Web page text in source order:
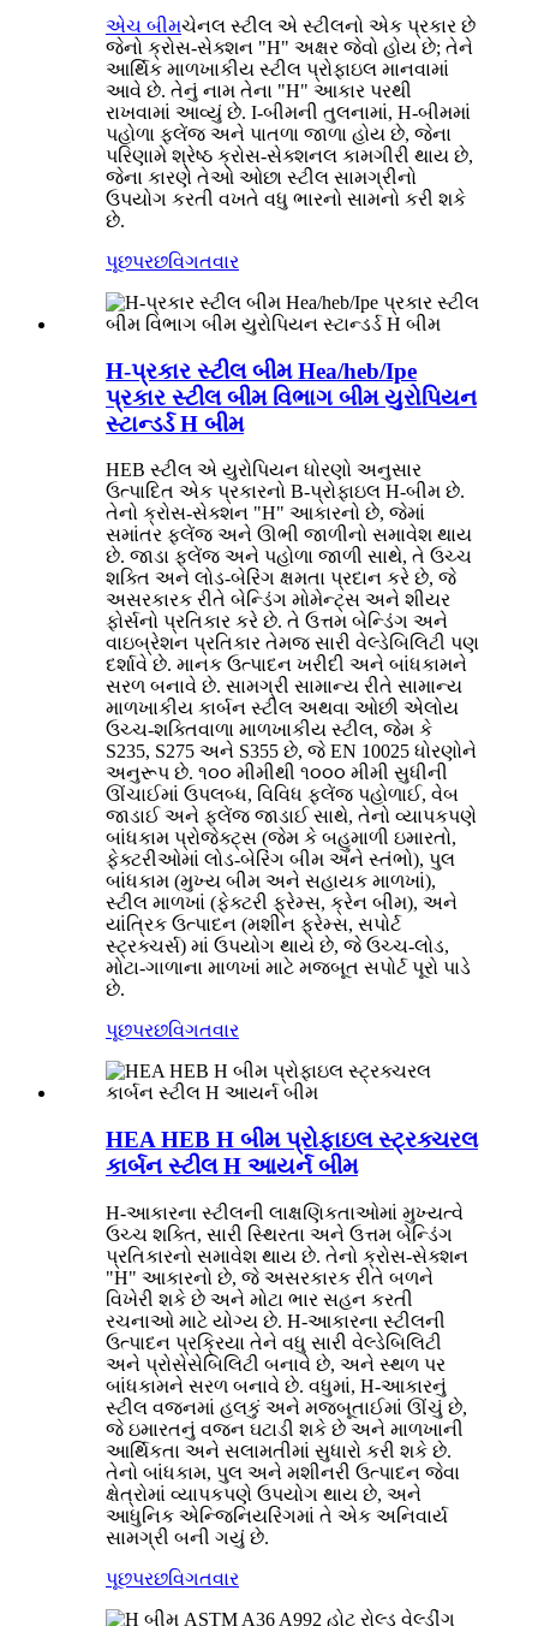
એચ બીમચેનલ સ્ટીલ એ સ્ટીલનો એક પ્રકાર છે
જેનો ક્રોસ-સેક્શન "H" અક્ષર જેવો હોય છે; તેને
આર્થિક માળખાકીય સ્ટીલ પ્રોફાઇલ માનવામાં
આવે છે. તેનું નામ તેના "H" આકાર પરથી
રાખવામાં આવ્યું છે. I-બીમની તુલનામાં, H-બીમમાં
પહોળા ફ્લેંજ અને પાતળા જાળા હોય છે, જેના
પરિણામે શ્રેષ્ઠ ક્રોસ-સેક્શનલ કામગીરી થાય છે,
જેના કારણે તેઓ ઓછા સ્ટીલ સામગ્રીનો
ઉપયોગ કરતી વખતે વધુ ભારનો સામનો કરી શકે
છે.
પૂછપરછવિગતવાર
H-પ્રકાર સ્ટીલ બીમ Hea/heb/Ipe
પ્રકાર સ્ટીલ બીમ વિભાગ બીમ યુરોપિયન
સ્ટાન્ડર્ડ H બીમ
HEB સ્ટીલ એ યુરોપિયન ધોરણો અનુસાર
ઉત્પાદિત એક પ્રકારનો B-પ્રોફાઇલ H-બીમ છે.
તેનો ક્રોસ-સેક્શન "H" આકારનો છે, જેમાં
સમાંતર ફ્લેંજ અને ઊભી જાળીનો સમાવેશ થાય
છે. જાડા ફ્લેંજ અને પહોળા જાળી સાથે, તે ઉચ્ચ
શક્તિ અને લોડ-બેરિંગ ક્ષમતા પ્રદાન કરે છે, જે
અસરકારક રીતે બેન્ડિંગ મોમેન્ટ્સ અને શીયર
ફોર્સનો પ્રતિકાર કરે છે. તે ઉત્તમ બેન્ડિંગ અને
વાઇબ્રેશન પ્રતિકાર તેમજ સારી વેલ્ડેબિલિટી પણ
દર્શાવે છે. માનક ઉત્પાદન ખરીદી અને બાંધકામને
સરળ બનાવે છે. સામગ્રી સામાન્ય રીતે સામાન્ય
માળખાકીય કાર્બન સ્ટીલ અથવા ઓછી એલોય
ઉચ્ચ-શક્તિવાળા માળખાકીય સ્ટીલ, જેમ કે
S235, S275 અને S355 છે, જે EN 10025 ધોરણોને
અનુરૂપ છે. ૧૦૦ મીમીથી ૧૦૦૦ મીમી સુધીની
ઊંચાઈમાં ઉપલબ્ધ, વિવિધ ફ્લેંજ પહોળાઈ, વેબ
જાડાઈ અને ફ્લેંજ જાડાઈ સાથે, તેનો વ્યાપકપણે
બાંધકામ પ્રોજેક્ટ્સ (જેમ કે બહુમાળી ઇમારતો,
ફેક્ટરીઓમાં લોડ-બેરિંગ બીમ અને સ્તંભો), પુલ
બાંધકામ (મુખ્ય બીમ અને સહાયક માળખાં),
સ્ટીલ માળખાં (ફેક્ટરી ફ્રેમ્સ, ક્રેન બીમ), અને
યાંત્રિક ઉત્પાદન (મશીન ફ્રેમ્સ, સપોર્ટ
સ્ટ્રક્ચર્સ) માં ઉપયોગ થાય છે, જે ઉચ્ચ-લોડ,
મોટા-ગાળાના માળખાં માટે મજબૂત સપોર્ટ પૂરો પાડે
છે.
પૂછપરછવિગતવાર
HEA HEB H બીમ પ્રોફાઇલ સ્ટ્રક્ચરલ
કાર્બન સ્ટીલ H આયર્ન બીમ
H-આકારના સ્ટીલની લાક્ષણિકતાઓમાં મુખ્યત્વે
ઉચ્ચ શક્તિ, સારી સ્થિરતા અને ઉત્તમ બેન્ડિંગ
પ્રતિકારનો સમાવેશ થાય છે. તેનો ક્રોસ-સેક્શન
"H" આકારનો છે, જે અસરકારક રીતે બળને
વિખેરી શકે છે અને મોટા ભાર સહન કરતી
રચનાઓ માટે યોગ્ય છે. H-આકારના સ્ટીલની
ઉત્પાદન પ્રક્રિયા તેને વધુ સારી વેલ્ડેબિલિટી
અને પ્રોસેસેબિલિટી બનાવે છે, અને સ્થળ પર
બાંધકામને સરળ બનાવે છે. વધુમાં, H-આકારનું
સ્ટીલ વજનમાં હલકું અને મજબૂતાઈમાં ઊંચું છે,
જે ઇમારતનું વજન ઘટાડી શકે છે અને માળખાની
આર્થિકતા અને સલામતીમાં સુધારો કરી શકે છે.
તેનો બાંધકામ, પુલ અને મશીનરી ઉત્પાદન જેવા
ક્ષેત્રોમાં વ્યાપકપણે ઉપયોગ થાય છે, અને
આધુનિક એન્જિનિયરિંગમાં તે એક અનિવાર્ય
સામગ્રી બની ગયું છે.
પૂછપરછવિગતવાર